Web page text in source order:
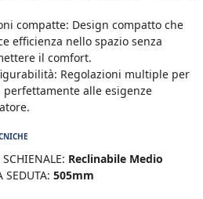
compatte: Design compatto che
efficienza nello spazio senza
il comfort.
Regolazioni multiple per
alle esigenze
Reclinabile Medio
SEDUTA: 505mm